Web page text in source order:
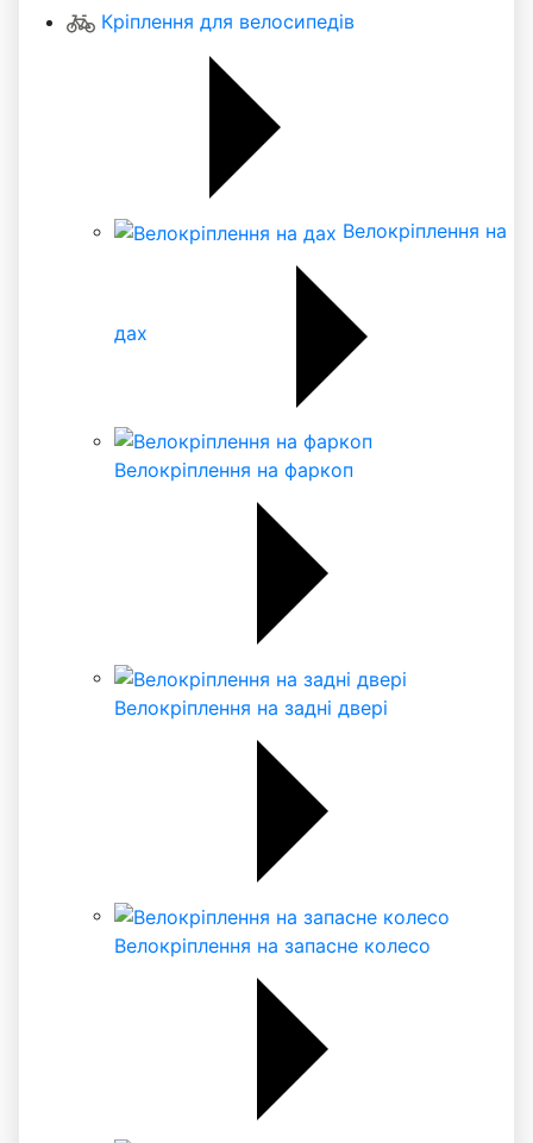
Кріплення для велосипедів
Велокріплення на
дах
Велокріплення на фаркоп
Велокріплення на задні двері
Велокріплення на запасне колесо